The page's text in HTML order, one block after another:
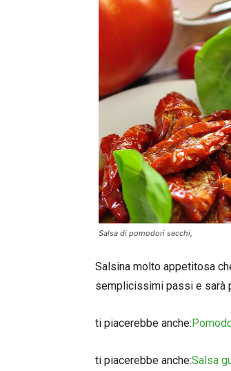
Salsa di pomodori secchi,
Salsina molto appetitosa
semplicissimi passi e sarà
ti piacerebbe anche:
ti piacerebbe anche:Salsa